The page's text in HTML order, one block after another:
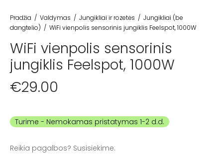
Pradžia / Valdymas / Jungikliai ir rozetės / Jungikliai (be
dangtelio) / WiFi vienpolis sensorinis jungiklis Feelspot, 1000W
WiFi vienpolis sensorinis
jungiklis Feelspot, 1000W
€29.00
Turime
Reikia pagalbos? Susisiekime: